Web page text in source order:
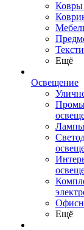
Ковры
Ещё
Освещение
Лампы
Ещё